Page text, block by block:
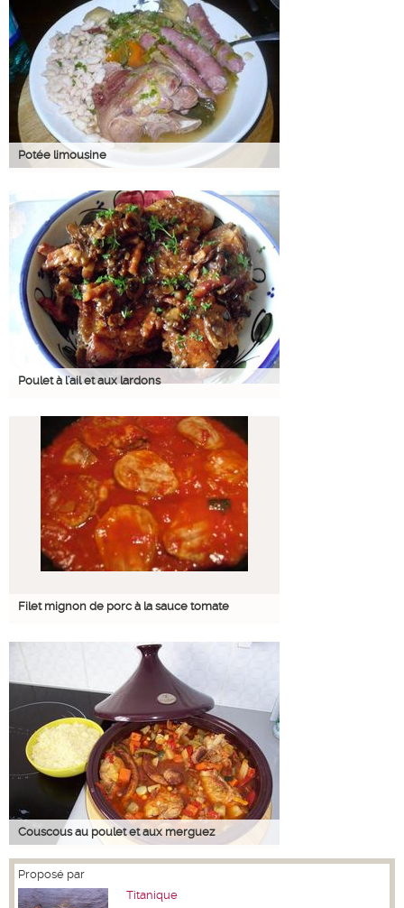
Potée limousine
Poulet à l'ail et aux lardons
Filet mignon de porc à la sauce tomate
Couscous au poulet et aux merguez
Proposé par
Titanique